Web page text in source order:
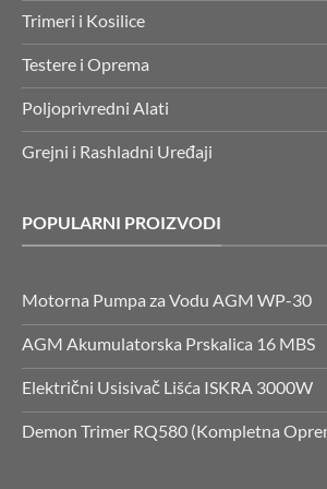
Trimeri i Kosilice
Testere i Oprema
Poljoprivredni Alati
Grejni i Rashladni Uređaji
POPULARNI PROIZVODI
Motorna Pumpa za Vodu AGM WP-30
AGM Akumulatorska Prskalica 16 MBS
Električni Usisivač Lišća ISKRA 3000W
Demon Trimer RQ580 (Kompletna